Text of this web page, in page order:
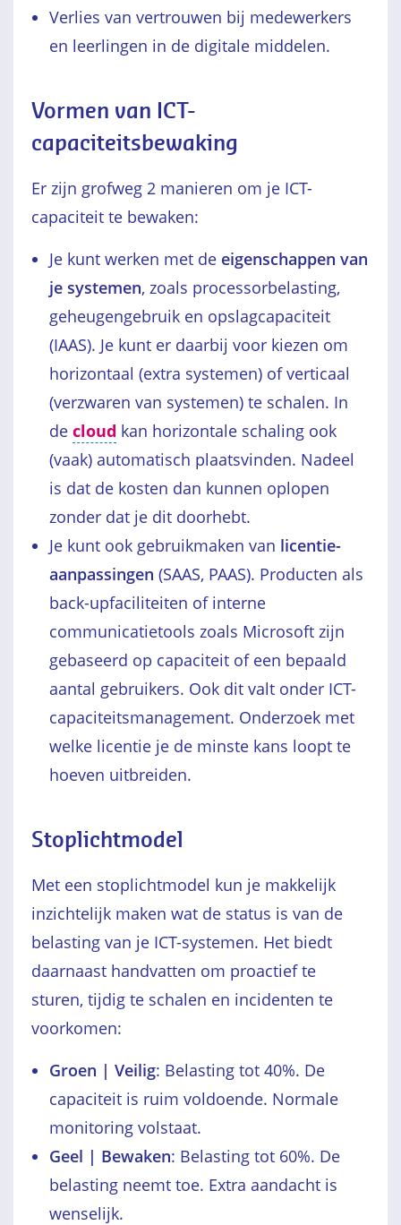
Verlies van vertrouwen bij medewerkers
en leerlingen in de digitale middelen.
Vormen van ICT-
capaciteitsbewaking
Er zijn grofweg 2 manieren om je ICT-
capaciteit te bewaken:
Je kunt werken met de eigenschappen van
je systemen, zoals processorbelasting,
geheugengebruik en opslagcapaciteit
(IAAS). Je kunt er daarbij voor kiezen om
horizontaal (extra systemen) of verticaal
(verzwaren van systemen) te schalen. In
de cloud kan horizontale schaling ook
(vaak) automatisch plaatsvinden. Nadeel
is dat de kosten dan kunnen oplopen
zonder dat je dit doorhebt.
Je kunt ook gebruikmaken van licentie-
aanpassingen (SAAS, PAAS). Producten als
back-upfaciliteiten of interne
communicatietools zoals Microsoft zijn
gebaseerd op capaciteit of een bepaald
aantal gebruikers. Ook dit valt onder ICT-
capaciteitsmanagement. Onderzoek met
welke licentie je de minste kans loopt te
hoeven uitbreiden.
Stoplichtmodel
Met een stoplichtmodel kun je makkelijk
inzichtelijk maken wat de status is van de
belasting van je ICT-systemen. Het biedt
daarnaast handvatten om proactief te
sturen, tijdig te schalen en incidenten te
voorkomen:
Groen | Veilig: Belasting tot 40%. De
capaciteit is ruim voldoende. Normale
monitoring volstaat.
Geel | Bewaken: Belasting tot 60%. De
belasting neemt toe. Extra aandacht is
wenselijk.